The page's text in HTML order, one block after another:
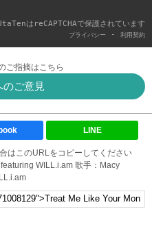
はreCAPTCHAで保護されています
プライバシー - 利用契約
ご指摘はこちら
のご意見
LINE
はこのURLをコピーしてください
WILL.i.am 歌手：Macy